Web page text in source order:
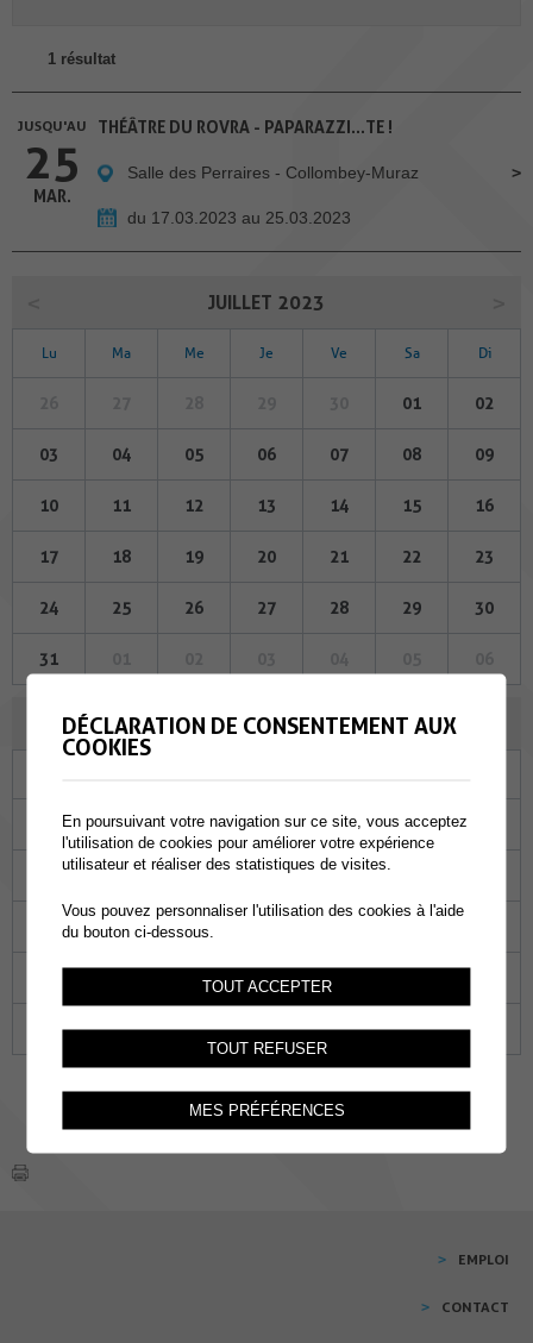
1 résultat
JUSQU'AU
25
MAR.
THÉÂTRE DU ROVRA - PAPARAZZI...TE !
Salle des Perraires - Collombey-Muraz
du 17.03.2023 au 25.03.2023
JUILLET 2023
Lu Ma Me Je Ve Sa Di
01 02
03 04 05 06 07 08 09
10 11 12 13 14 15 16
17 18 19 20 21 22 23
24 25 26 27 28 29 30
31
AOÛT 2023
01 02 03 04 05
08 09 10 11
15 16
23 24 25
29 30 31 01 02
EMPLOI
CONTACT
DÉCLARATION DE CONSENTEMENT AUX
COOKIES
En poursuivant votre navigation sur ce site, vous acceptez
l'utilisation de cookies pour améliorer votre expérience
utilisateur et réaliser des statistiques de visites.
Vous pouvez personnaliser l'utilisation des cookies à l'aide
du bouton ci-dessous.
TOUT ACCEPTER
TOUT REFUSER
MES PRÉFÉRENCES